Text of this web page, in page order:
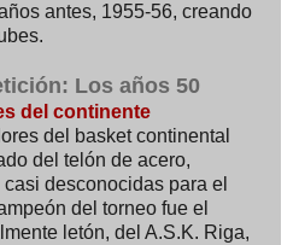
antes, 1955-56, creando
Los años 50
del continente
del basket continental
del telón de acero,
desconocidas para el
del torneo fue el
letón, del A.S.K. Riga,